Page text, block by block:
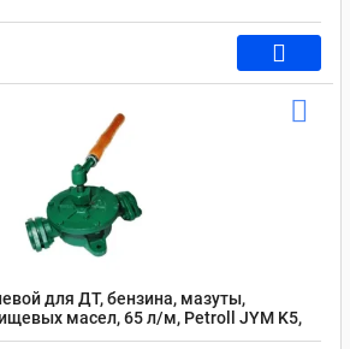
для ДТ, бензина, мазуты,
масел, 65 л/м, Petroll JYM K5,